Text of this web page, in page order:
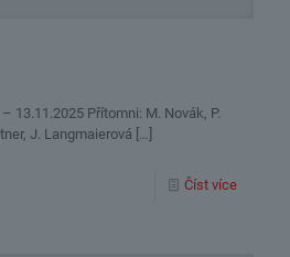
13.11.2025 Přítomni: M. Novák, P.
J. Langmaierová […]
Číst více